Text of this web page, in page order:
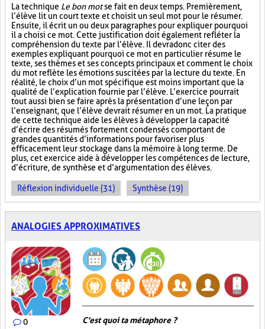
La technique Le bon motse fait en deux temps. Premièrement,
l’élève lit un court texte et choisit un seul mot pour le résumer.
Ensuite, il écrit un ou deux paragraphes pour expliquer pourquoi
il a choisi ce mot. Cette justification doit également refléter la
compréhension du texte par l’élève. Il devra donc citer des
exemples expliquant pourquoi ce mot en particulier résume le
texte, ses thèmes et ses concepts principaux et comment le choix
du mot reflète les émotions suscitées par la lecture du texte. En
réalité, le choix d’un mot spécifique est moins important que la
qualité de l’explication fournie par l’élève. L’exercice pourrait
tout aussi bien se faire après la présentation d’une leçon par
l’enseignant, que l’élève devrait résumer en un mot. La pratique
de cette technique aide les élèves à développer la capacité
d’écrire des résumés fortement condensés comportant de
grandes quantités d’informations pour favoriser plus
efficacement leur stockage dans la mémoire à long terme. De
plus, cet exercice aide à développer les compétences de lecture,
d’écriture, de synthèse et d’argumentation des élèves.
Réflexion individuelle (31) Synthèse (19)
ANALOGIES APPROXIMATIVES
0 C'est quoi ta métaphore ?